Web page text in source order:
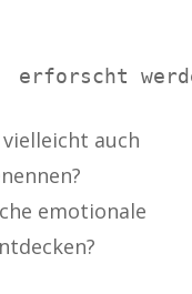
auch
emotionale